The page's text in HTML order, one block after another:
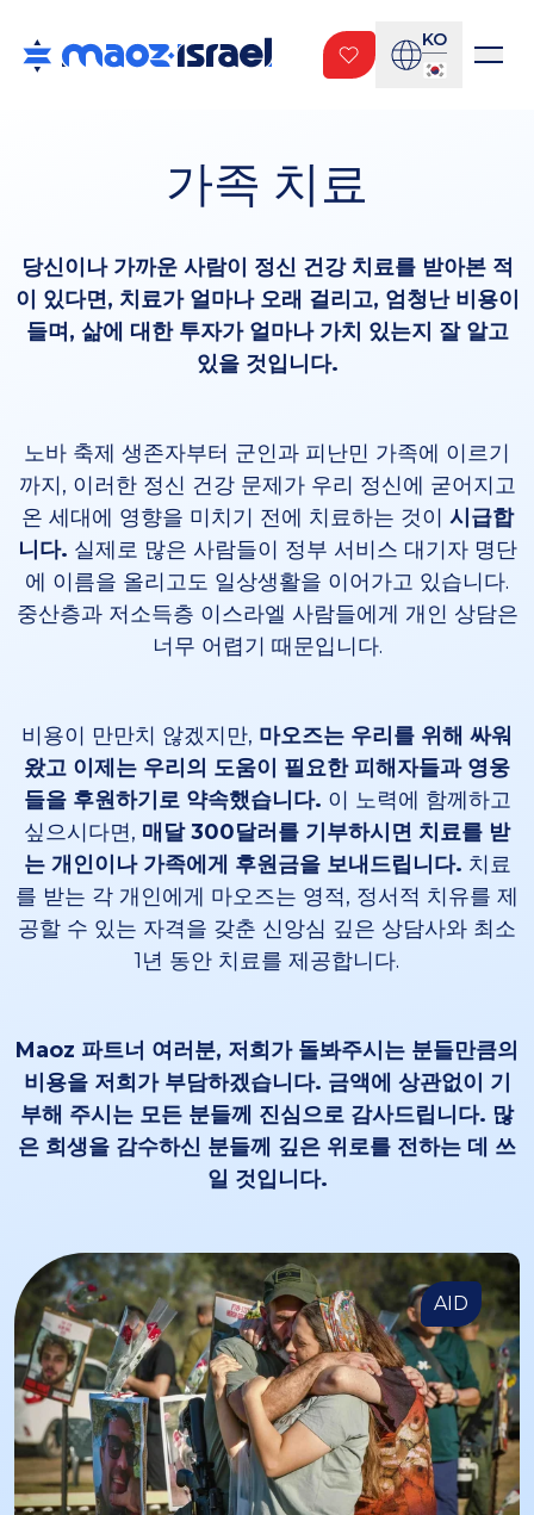
KO
가족 치료
당신이나 가까운 사람이 정신 건강 치료를 받아본 적
이 있다면, 치료가 얼마나 오래 걸리고, 엄청난 비용이
들며, 삶에 대한 투자가 얼마나 가치 있는지 잘 알고
있을 것입니다.
노바 축제 생존자부터 군인과 피난민 가족에 이르기
까지, 이러한 정신 건강 문제가 우리 정신에 굳어지고
온 세대에 영향을 미치기 전에 치료하는 것이 시급합
니다. 실제로 많은 사람들이 정부 서비스 대기자 명단
에 이름을 올리고도 일상생활을 이어가고 있습니다.
중산층과 저소득층 이스라엘 사람들에게 개인 상담은
너무 어렵기 때문입니다.
비용이 만만치 않겠지만, 마오즈는 우리를 위해 싸워
왔고 이제는 우리의 도움이 필요한 피해자들과 영웅
들을 후원하기로 약속했습니다. 이 노력에 함께하고
싶으시다면, 매달 300달러를 기부하시면 치료를 받
는 개인이나 가족에게 후원금을 보내드립니다. 치료
를 받는 각 개인에게 마오즈는 영적, 정서적 치유를 제
공할 수 있는 자격을 갖춘 신앙심 깊은 상담사와 최소
1년 동안 치료를 제공합니다.
Maoz 파트너 여러분, 저희가 돌봐주시는 분들만큼의
비용을 저희가 부담하겠습니다. 금액에 상관없이 기
부해 주시는 모든 분들께 진심으로 감사드립니다. 많
은 희생을 감수하신 분들께 깊은 위로를 전하는 데 쓰
일 것입니다.
AID